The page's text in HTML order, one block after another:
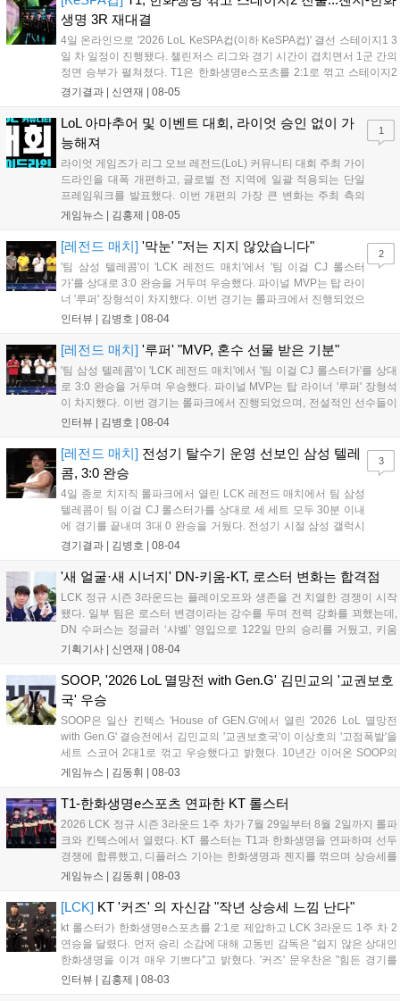
생명 3R 재대결
4일 온라인으로 '2026 LoL KeSPA컵(이하 KeSPA컵)' 결선 스테이지1 3
일 차 일정이 진행됐다. 챌린저스 리그와 경기 시간이 겹치면서 1군 간의
정면 승부가 펼쳐졌다. T1은 한화생명e스포츠를 2:1로 꺾고 스테이지2
로 진출했고, 젠지 e스포츠는 DN 수퍼스를 완파하며 3라운드로 향했다.
경기결과 | 신연재 | 08-05
LoL 아마추어 및 이벤트 대회, 라이엇 승인 없이 가
능해져
라이엇 게임즈가 리그 오브 레전드(LoL) 커뮤니티 대회 주최 가이
드라인을 대폭 개편하고, 글로벌 전 지역에 일괄 적용되는 단일
프레임워크를 발표했다. 이번 개편의 가장 큰 변화는 주최 측의
자율성 보장이다. 그동안 대회를 개최할 때 필요했던 라이엇 게임
현황 양식만 제출하면 PC방 LAN 대회...
게임뉴스 | 김홍제 | 08-05
1
[레전드 매치] '막눈' "저는 지지 않았습니다"
'팀 삼성 텔레콤'이 'LCK 레전드 매치'에서 '팀 이걸 CJ 롤스터
가'를 상대로 3:0 완승을 거두며 우승했다. 파이널 MVP는 탑 라이
너 '루퍼' 장형석이 차지했다. 이번 경기는 롤파크에서 진행되었으
며, 전설적인 선수들이 모여 수준 높은 경기력을 선보였다. 선수
이러한 레전드 매치가 다시 열리기를 희망하며 경기를 성공적으
인터뷰 | 김병호 | 08-04
2
[레전드 매치] '루퍼' "MVP, 혼수 선물 받은 기분"
'팀 삼성 텔레콤'이 'LCK 레전드 매치'에서 '팀 이걸 CJ 롤스터가'를 상대
로 3:0 완승을 거두며 우승했다. 파이널 MVP는 탑 라이너 '루퍼' 장형석
이 차지했다. 이번 경기는 롤파크에서 진행되었으며, 전설적인 선수들이
모여 수준 높은 경기력을 선보였다. 선수들은 오랜만에 팬들과 소통하며
희망하며 경기를 성공적으로 마무리했다....
인터뷰 | 김병호 | 08-04
[레전드 매치] 전성기 탈수기 운영 선보인 삼성 텔레
콤, 3:0 완승
4일 종로 치지직 롤파크에서 열린 LCK 레전드 매치에서 팀 삼성
텔레콤이 팀 이걸 CJ 롤스터가를 상대로 세 세트 모두 30분 이내
에 경기를 끝내며 3대 0 완승을 거뒀다. 전성기 시절 삼성 갤럭시
의 탈수기 운영을 재현한 팀 삼성 텔레콤은 전 라인의 고른 성장
인드 픽까지 완벽하게 가져오며 압도적인 경기력으로 승리를 확
경기결과 | 김병호 | 08-04
3
'새 얼굴·새 시너지' DN-키움-KT, 로스터 변화는 합격점
LCK 정규 시즌 3라운드는 플레이오프와 생존을 건 치열한 경쟁이 시작
됐다. 일부 팀은 로스터 변경이라는 강수를 두며 전력 강화를 꾀했는데,
DN 수퍼스는 정글러 ‘샤벨’ 영입으로 122일 만의 승리를 거뒀고, 키움
DRX는 ‘에이밍’ 합류 후 즉각적인 승리를 따냈다. kt 롤스터는 내부 갈등
불식시켰다. 오는 5일부터 3라운드 2주 차가 시작되는 가운데, 변화를
준 팀들이 상승세를 이어갈지 주목된다....
기획기사 | 신연재 | 08-04
SOOP, '2026 LoL 멸망전 with Gen.G' 김민교의 '교권보호
국' 우승
SOOP은 일산 킨텍스 'House of GEN.G'에서 열린 '2026 LoL 멸망전
with Gen.G' 결승전에서 김민교의 '교권보호국'이 이상호의 '고점폭발'을
세트 스코어 2대1로 꺾고 우승했다고 밝혔다. 10년간 이어온 SOOP의
대표 e스포츠 콘텐츠인 멸망전은 스트리머들이 팀을 구성해 대결하는
국은 상금 2,500만 원과 젠지 선수 합동 방송 기회를 얻었으며, 파이널
성황리에 종료되었다....
게임뉴스 | 김동휘 | 08-03
T1-한화생명e스포츠 연파한 KT 롤스터
2026 LCK 정규 시즌 3라운드 1주 차가 7월 29일부터 8월 2일까지 롤파
크와 킨텍스에서 열렸다. KT 롤스터는 T1과 한화생명을 연파하며 선두
경쟁에 합류했고, 디플러스 기아는 한화생명과 젠지를 꺾으며 상승세를
입증했다. 라이즈 그룹에서는 농심 레드포스가 유일하게 2연승을 기록
이번 주 차에는 루시드의 통산 2,000어시스트와 리헨즈의 통산 500킬
게임뉴스 | 김동휘 | 08-03
[LCK] KT '커즈' 의 자신감 "작년 상승세 느낌 난다"
kt 롤스터가 한화생명e스포츠를 2:1로 제압하고 LCK 3라운드 1주 차 2
연승을 달렸다. 먼저 승리 소감에 대해 고동빈 감독은 "쉽지 않은 상대인
한화생명을 이겨 매우 기쁘다"고 밝혔다. '커즈' 문우찬은 "힘든 경기를
예상했고 실제로도 쉽지 않았지만, 우리의 장점을 잘 살려 승리해 기분
인터뷰 | 김홍제 | 08-03